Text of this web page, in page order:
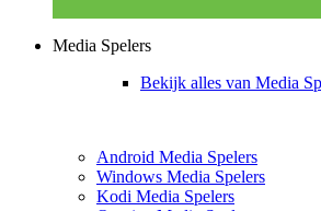
Media Spelers
Bekijk alles van Media
Android Media Spelers
Windows Media Spelers
Kodi Media Spelers